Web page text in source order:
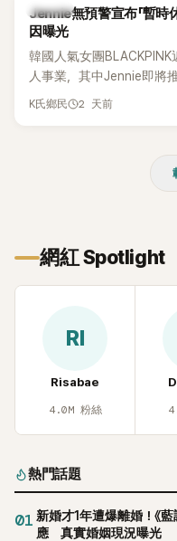
K-POP
Jennie無預警宣布「暫時
因曝光
韓國人氣女團
人事業，其中Jennie即將
出中搶先公開新歌，引發
K氏鄉民 2 天前
網紅 Spotlight
RI
Risabae
4.0M 粉絲
熱門話題
01 新婚才1年遭爆離婚！《
應 真實婚姻現況曝光